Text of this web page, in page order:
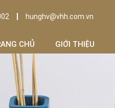
hunghv@vhh.com.vn
CHỦ GIỚI THIỆU